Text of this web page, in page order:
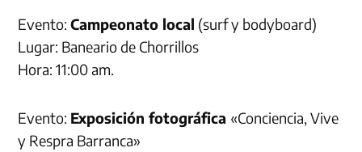
Evento:Campeonato local (surf y bodyboard)
Lugar: Baneario de Chorrillos
Hora: 11:00 am.
Evento: Exposición fotográfica «Conciencia, Vive
y Respra Barranca»